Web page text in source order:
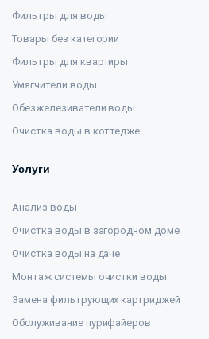
Фильтры для воды
Товары без категории
Фильтры для квартиры
Умягчители воды
Обезжелезиватели воды
Очистка воды в коттедже
Услуги
Анализ воды
Очистка воды в загородном доме
Очистка воды на даче
Монтаж системы очистки воды
Замена фильтрующих картриджей
Обслуживание пурифайеров